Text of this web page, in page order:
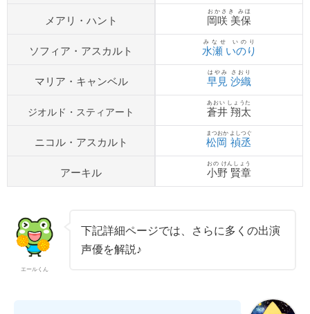
メアリ・ハント 岡咲 美保
おかさき みほ
ソフィア・アスカルト 水瀬 いのり
みなせ いのり
マリア・キャンベル 早見 沙織
はやみ さおり
ジオルド・スティアート 蒼井 翔太
あおい しょうた
ニコル・アスカルト 松岡 禎丞
まつおか よしつぐ
アーキル 小野 賢章
おの けんしょう
エールくん
下記詳細ページでは、さらに多くの出演
声優を解説♪